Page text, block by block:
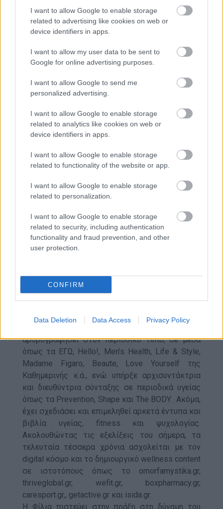
I want to allow Google to enable storage
related to advertising like cookies on web or
device identifiers in apps.
I want to allow my user data to be sent to
Google for online advertising purposes.
I want to allow Google to send me
personalized advertising.
I want to allow Google to enable storage
related to analytics like cookies on web or
device identifiers in apps.
I want to allow Google to enable storage
related to functionality of the website or app.
I want to allow Google to enable storage
related to personalization.
I want to allow Google to enable storage
related to security, including authentication
functionality and fraud prevention, and other
user protection.
CONFIRM
Data Deletion Data Access Privacy Policy
Μητροπολίτη Νεαπόλεως και Σταυρουπόλεως
κυρό Διονύσιο Α’. Τον Φεβρουάριο του 2005 με
την προτροπή και ευλογία του Σεβασμιωτάτου
κ. κ. Βαρνάβα αναλαμβάνει την ίδρυση και την
λειτουργία του «Κέντρου προστασίας ανηλίκων
ROM» αλλά και του «Κέντρου υποδοχής
εθισμένων νέων» στον Δενδροπόταμο της
τίτλο «Το Ορθόδοξο Χριστιανικό στοιχείο στις
ευαίσθητες κοινωνικές ομάδες των ROM» και
έλαβε το πτυχίο της Ανωτάτης Εκκλησιαστικής
Ακαδημίας Θεσσαλονίκης. Παράλληλα
προεδρεύει τον επιτροπών των παρεκκλησίων,
της Γενικής Αστυνομικής διευθύνσεως, της
Κεντρικής Αγοράς, της Εταιρίας υδρεύσεως και
αποχετεύσεως και των Κ.Τ.Ε.Λ. Θεσσαλονίκης.
H Φίλια Μητρομάρα γεννήθηκε στον Βόλο.
Ηλεκτρονικού Τύπου.
Ξεκίνησε τη δημοσιογραφική της πορεία από το
ραδιόφωνο, τα περιοδικά και τις εφημερίδες.
Πιο συγκεκριμένα, κατά τη διάρκεια της
αρθρογραφήσει στον περιοδικό τύπο, σε μέσα
όπως τα ΕΓΩ, Hello!, Men’s Health, Life & Style,
Madame Figaro, Beaute, Love Yourself της
Καθημερινής κ.ά., ενώ υπήρξε αρχισυντάκτρια
και διευθύντρια σύνταξης σε περιοδικά υγείας
όπως τα Prevention, Shape και Τhe BODY. Ακόμα,
έχει σχεδιάσει και επιμεληθεί αρκετά έντυπα και
βιβλία υγείας, fitness και ψυχολογίας.
Ακολουθώντας τις εξελίξεις του σήμερα, τα
τελευταία τέσσερα χρόνια ασχολείται με τον
digital κόσμο και το δημιουργικό wellness content
σε ιστοτόπους όπως το omorfamystika.gr,
thriveglobal.gr, wefit.gr, boxpharmacy.gr,
caresport.gr,, getactive.gr και isida.gr.
Η Φίλια πιστεύει στην πράξη στη δύναμη του